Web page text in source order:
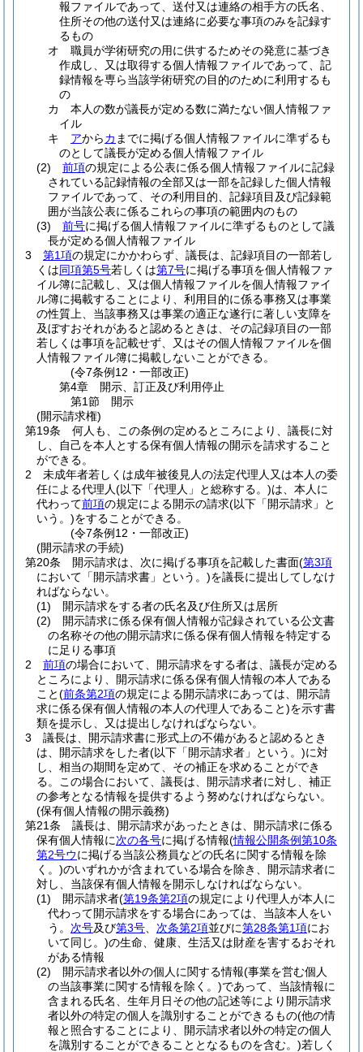
報ファイルであって、送付又は連絡の相手方の氏名、
住所その他の送付又は連絡に必要な事項のみを記録す
るもの
オ
職員が学術研究の用に供するためその発意に基づき
作成し、又は取得する個人情報ファイルであって、記
録情報を専ら当該学術研究の目的のために利用するも
の
カ
本人の数が議長が定める数に満たない個人情報ファ
イル
キ
アからカ までに掲げる個人情報ファイルに準ずるも
のとして議長が定める個人情報ファイル
(2)
前項の規定による公表に係る個人情報ファイルに記録
されている記録情報の全部又は一部を記録した個人情報
ファイルであって、その利用目的、記録項目及び記録範
囲が当該公表に係るこれらの事項の範囲内のもの
(3)
前号に掲げる個人情報ファイルに準ずるものとして議
長が定める個人情報ファイル
3
第1項の規定にかかわらず、議長は、記録項目の一部若し
くは同項第5号若しくは第7号に掲げる事項を個人情報ファ
イル簿に記載し、又は個人情報ファイルを個人情報ファイ
ル簿に掲載することにより、利用目的に係る事務又は事業
の性質上、当該事務又は事業の適正な遂行に著しい支障を
及ぼすおそれがあると認めるときは、その記録項目の一部
若しくは事項を記載せず、又はその個人情報ファイルを個
人情報ファイル簿に掲載しないことができる。
(令7条例12・一部改正)
第4章
開示、訂正及び利用停止
第1節
開示
(開示請求権)
第19条
何人も、この条例の定めるところにより、議長に対
し、自己を本人とする保有個人情報の開示を請求すること
ができる。
2
未成年者若しくは成年被後見人の法定代理人又は本人の委
任による代理人(以下「代理人」と総称する。)は、本人に
代わって前項の規定による開示の請求(以下「開示請求」と
いう。)をすることができる。
(令7条例12・一部改正)
(開示請求の手続)
第20条
開示請求は、次に掲げる事項を記載した書面(第3項
において「開示請求書」という。)を議長に提出してしなけ
ればならない。
(1)
開示請求をする者の氏名及び住所又は居所
(2)
開示請求に係る保有個人情報が記録されている公文書
の名称その他の開示請求に係る保有個人情報を特定する
に足りる事項
2
前項の場合において、開示請求をする者は、議長が定める
ところにより、開示請求に係る保有個人情報の本人である
こと(前条第2項の規定による開示請求にあっては、開示請
求に係る保有個人情報の本人の代理人であること)を示す書
類を提示し、又は提出しなければならない。
3
議長は、開示請求書に形式上の不備があると認めるとき
は、開示請求をした者(以下「開示請求者」という。)に対
し、相当の期間を定めて、その補正を求めることができ
る。
この場合において、議長は、開示請求者に対し、補正
の参考となる情報を提供するよう努めなければならない。
(保有個人情報の開示義務)
第21条
議長は、開示請求があったときは、開示請求に係る
保有個人情報に次の各号に掲げる情報(情報公開条例第10条
第2号ウに掲げる当該公務員などの氏名に関する情報を除
く。)のいずれかが含まれている場合を除き、開示請求者に
対し、当該保有個人情報を開示しなければならない。
(1)
開示請求者(第19条第2項の規定により代理人が本人に
代わって開示請求をする場合にあっては、当該本人をい
う。 次号及び第3号 次条第2項並びに第28条第1項にお
いて同じ。)の生命、健康、生活又は財産を害するおそれ
がある情報
(2)
開示請求者以外の個人に関する情報(事業を営む個人
の当該事業に関する情報を除く。)であって、当該情報に
含まれる氏名、生年月日その他の記述等により開示請求
者以外の特定の個人を識別することができるもの(他の情
報と照合することにより、開示請求者以外の特定の個人
を識別することができることとなるものを含む。)若しく